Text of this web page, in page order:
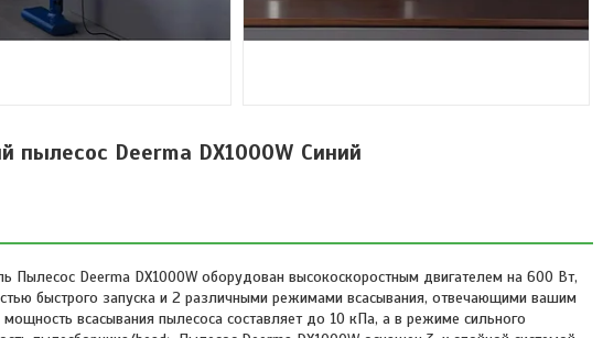
пылесос Deerma DX1000W Синий
Deerma DX1000W оборудован высокоскоростным двигателем на 600 Вт,
быстрого запуска и 2 различными режимами всасывания, отвечающими вашим
всасывания пылесоса составляет до 10 кПа, а в режиме сильного